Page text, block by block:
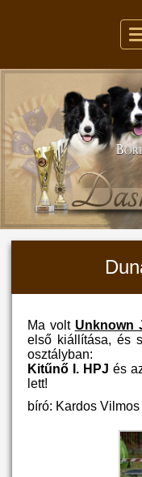
Ma volt Unknown
első kiállítása, és
osztályban:
Kitűnő I. HPJ és
lett!
bíró: Kardos Vilmos